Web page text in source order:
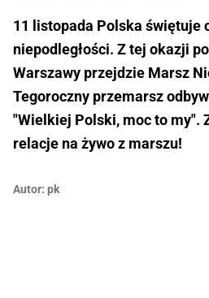
11 listopada Polska świętuje
niepodległości. Z tej okazji
Warszawy przejdzie Marsz
Tegoroczny przemarsz
"Wielkiej Polski, moc to my".
relacje na żywo z marszu!
Autor: pk